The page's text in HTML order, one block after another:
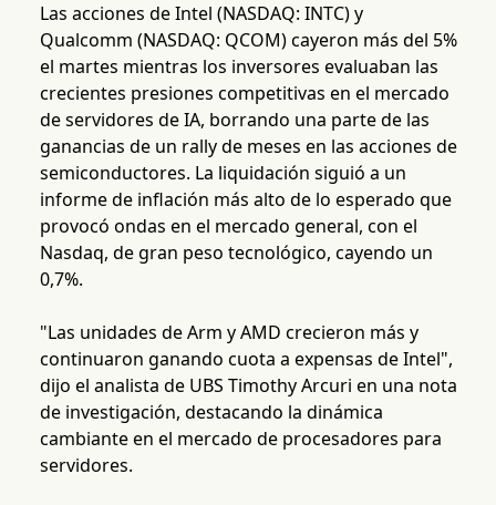
Las acciones de Intel (NASDAQ: INTC) y
Qualcomm (NASDAQ: QCOM) cayeron más del 5%
el martes mientras los inversores evaluaban las
crecientes presiones competitivas en el mercado
de servidores de IA, borrando una parte de las
ganancias de un rally de meses en las acciones de
semiconductores. La liquidación siguió a un
informe de inflación más alto de lo esperado que
provocó ondas en el mercado general, con el
Nasdaq, de gran peso tecnológico, cayendo un
0,7%.
"Las unidades de Arm y AMD crecieron más y
continuaron ganando cuota a expensas de Intel",
dijo el analista de UBS Timothy Arcuri en una nota
de investigación, destacando la dinámica
cambiante en el mercado de procesadores para
servidores.